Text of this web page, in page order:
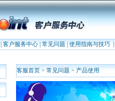
客户服务中心| 常见问题 使用指南与技巧|
客服首页 > 常见问题 > 产品使用